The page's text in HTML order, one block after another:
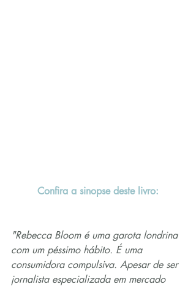
Confira a sinopse deste livro:
"Rebecca Bloom é uma garota londrina
com um péssimo hábito. É uma
consumidora compulsiva. Apesar de ser
jornalista especializada em mercado